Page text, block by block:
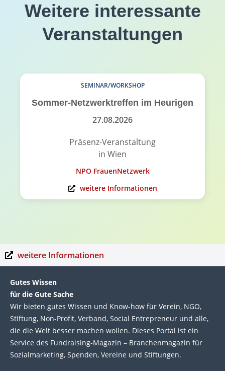
Weitere interessante
Veranstaltungen
SEMINAR/WORKSHOP
Sommer-Netzwerktreffen im Heurigen
27.08.2026
Präsenz-Veranstaltung
in Wien
NPO FrauenNetzwerk
weitere Informationen
weitere Informationen
Gutes Wissen
für die Gute Sache
Wir bie­ten gutes Wis­sen und Know-how für Ver­ein, NGO,
Stif­tung, Non-Profit, Ver­band, Social Entre­pre­neur und alle,
die die Welt bes­ser machen wol­len. Die­ses Por­tal ist ein
Service des Fund­raising-Magazin – Bran­chen­magazin für
Sozial­marke­ting, Spen­den, Ver­eine und Stif­tun­gen.